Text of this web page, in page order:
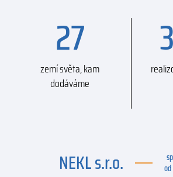
27
zemí světa, kam
dodáváme
NEKL s.r.o.